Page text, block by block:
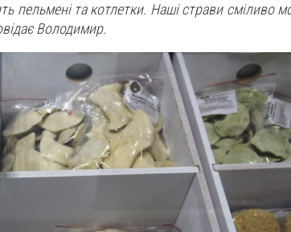
пельмені та котлетки. Наші страви сміливо
Володимир.